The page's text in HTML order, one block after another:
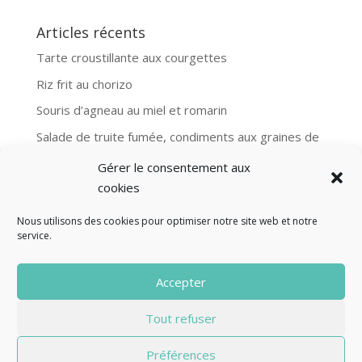
Gérer le consentement aux
cookies
Nous utilisons des cookies pour optimiser notre site web et notre
service.
Accepter
Tout refuser
Préférences
Articles récents
Tarte croustillante aux courgettes
Riz frit au chorizo
Souris d’agneau au miel et romarin
Salade de truite fumée, condiments aux graines de
Aubergines et boulgour, recette Ottolenghi
Mentions légales
Politique de confidentialité
Contact